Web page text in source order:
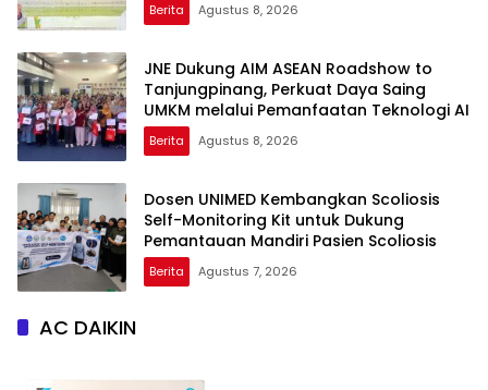
Berita Agustus 8, 2026
JNE Dukung AIM ASEAN Roadshow to
Tanjungpinang, Perkuat Daya Saing
UMKM melalui Pemanfaatan Teknologi AI
Berita Agustus 8, 2026
Dosen UNIMED Kembangkan Scoliosis
Self-Monitoring Kit untuk Dukung
Pemantauan Mandiri Pasien Scoliosis
Berita Agustus 7, 2026
AC DAIKIN